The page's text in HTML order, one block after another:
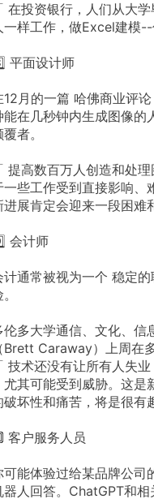
在投资银行，人们从大
一样工作，做Excel建模--
平面设计师
12月的一篇 哈佛商业评
能在几秒钟内生成图像的
者。
提高数百万人创造和处
一些工作受到直接影响、
进展肯定会迎来一段困难
会计师
计通常被视为一个 稳定
伦多大学通信、文化、信
Brett Caraway）上周在
技术还没有让所有人失
尤其可能受到威胁。这是
破坏性和痛苦，将是很有
客户服务人员
可能体验过给某品牌公司
器人回答。ChatGPT和相